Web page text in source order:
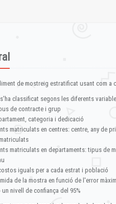
de mostreig estratificat usant com a
classificat segons les diferents
de contracte i grup
categoria i dedicació
matriculats en centres: centre, any de
matriculats en departaments: tipus de
iguals per a cada estrat i població
de la mostra en funció de l'error
nivell de confiança del 95%